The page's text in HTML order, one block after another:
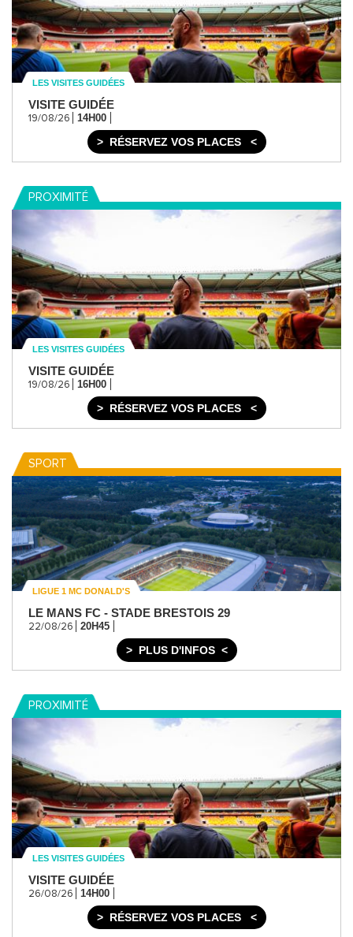
LES VISITES GUIDÉES
VISITE GUIDÉE
19/08/26 14H00
RÉSERVEZ VOS PLACES
PROXIMITÉ
LES VISITES GUIDÉES
VISITE GUIDÉE
19/08/26 16H00
RÉSERVEZ VOS PLACES
SPORT
LIGUE 1 MC DONALD'S
LE MANS FC - STADE BRESTOIS 29
22/08/26 20H45
PLUS D'INFOS
PROXIMITÉ
LES VISITES GUIDÉES
VISITE GUIDÉE
26/08/26 14H00
RÉSERVEZ VOS PLACES